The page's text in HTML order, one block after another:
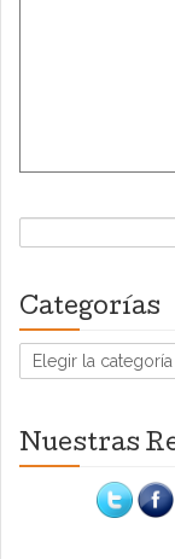
Buscar:
Categorías
Categorías
Nuestras